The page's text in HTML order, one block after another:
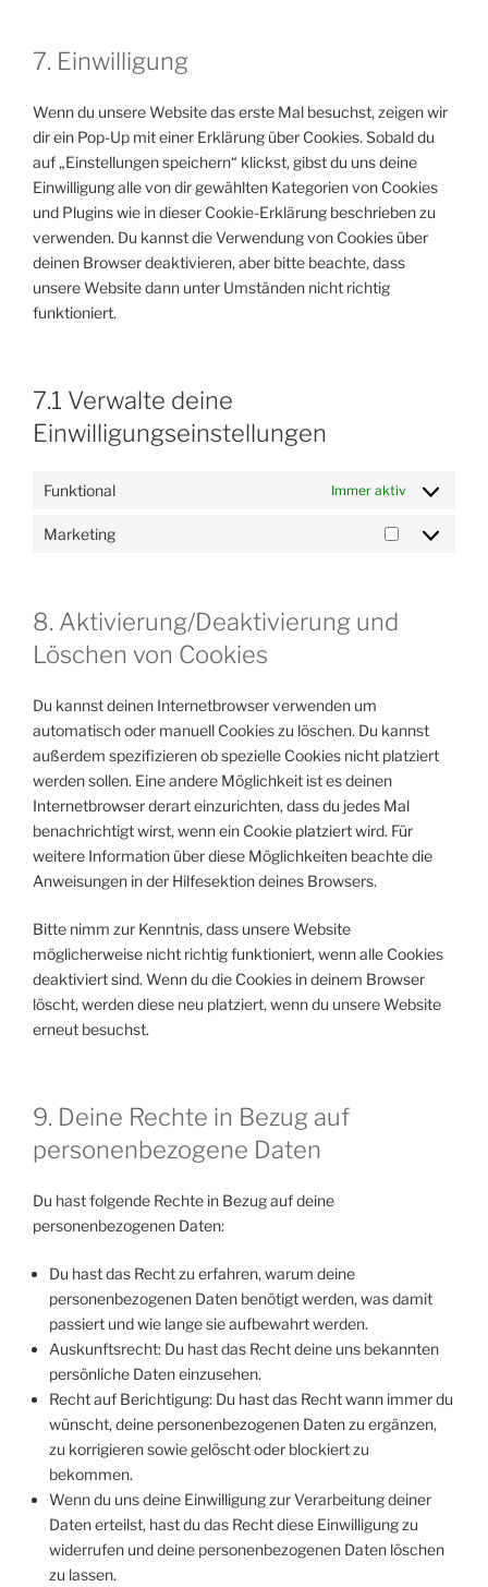
7. Einwilligung
Wenn du unsere Website das erste Mal besuchst, zeigen wir
dir ein Pop-Up mit einer Erklärung über Cookies. Sobald du
auf „Einstellungen speichern“ klickst, gibst du uns deine
Einwilligung alle von dir gewählten Kategorien von Cookies
und Plugins wie in dieser Cookie-Erklärung beschrieben zu
verwenden. Du kannst die Verwendung von Cookies über
deinen Browser deaktivieren, aber bitte beachte, dass
unsere Website dann unter Umständen nicht richtig
funktioniert.
7.1 Verwalte deine
Einwilligungseinstellungen
Funktional Immer aktiv
Marketing Marketing
8. Aktivierung/Deaktivierung und
Löschen von Cookies
Du kannst deinen Internetbrowser verwenden um
automatisch oder manuell Cookies zu löschen. Du kannst
außerdem spezifizieren ob spezielle Cookies nicht platziert
werden sollen. Eine andere Möglichkeit ist es deinen
Internetbrowser derart einzurichten, dass du jedes Mal
benachrichtigt wirst, wenn ein Cookie platziert wird. Für
weitere Information über diese Möglichkeiten beachte die
Anweisungen in der Hilfesektion deines Browsers.
Bitte nimm zur Kenntnis, dass unsere Website
möglicherweise nicht richtig funktioniert, wenn alle Cookies
deaktiviert sind. Wenn du die Cookies in deinem Browser
löscht, werden diese neu platziert, wenn du unsere Website
erneut besuchst.
9. Deine Rechte in Bezug auf
personenbezogene Daten
Du hast folgende Rechte in Bezug auf deine
personenbezogenen Daten:
Du hast das Recht zu erfahren, warum deine
personenbezogenen Daten benötigt werden, was damit
passiert und wie lange sie aufbewahrt werden.
Auskunftsrecht: Du hast das Recht deine uns bekannten
persönliche Daten einzusehen.
Recht auf Berichtigung: Du hast das Recht wann immer du
wünscht, deine personenbezogenen Daten zu ergänzen,
zu korrigieren sowie gelöscht oder blockiert zu
bekommen.
Wenn du uns deine Einwilligung zur Verarbeitung deiner
Daten erteilst, hast du das Recht diese Einwilligung zu
widerrufen und deine personenbezogenen Daten löschen
zu lassen.